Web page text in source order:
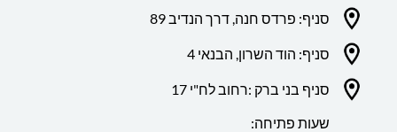
סניף: פרדס חנה, דרך הנדיב 89
סניף: הוד השרון, הבנאי 4
סניף בני ברק :רחוב לח"י 17
שעות פתיחה: